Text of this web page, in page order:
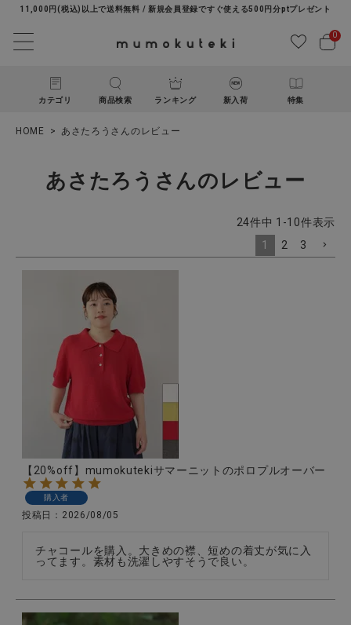
11,000円(税込)以上で送料無料 / 新規会員登録ですぐ使える500円分ptプレゼント
0
カテゴリ 商品検索 ランキング 新入荷 特集
ACCOUNT MENU
CATEGORY
ナチュラル服
ファッション雑貨
生活雑貨
HOME あさたろうさんのレビュー
あさたろうさんのレビュー
24件中 1 -10件表示
1
2 3
【20%off】mumokutekiサマーニットのポロプルオーバー
購入者
投稿日 2026/08/05
チャコールを購入。大きめの襟、短めの着丈が気に入
ってます。素材も洗濯しやすそうで良い。